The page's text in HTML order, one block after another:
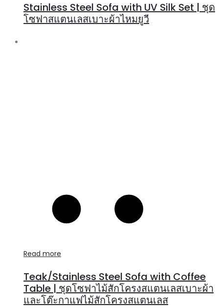
Stainless Steel Sofa with UV Silk Set | ชุด
โซฟาสแตนเลสเบาะผ้าไหมยูวี
Read more
Teak/Stainless Steel Sofa with Coffee
Table | ชุดโซฟาไม้สักโครงสแตนเลสเบาะผ้า
และโต๊ะกาแฟไม้สักโครงสแตนเลส